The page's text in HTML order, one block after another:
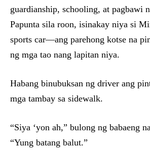
guardianship, schooling, at pagbawi
Papunta sila roon, isinakay niya si
sports car—ang parehong kotse na
ng mga tao nang lapitan niya.
Habang binubuksan ng driver ang
mga tambay sa sidewalk.
“Siya ‘yon ah,” bulong ng babaeng
“Yung batang balut.”